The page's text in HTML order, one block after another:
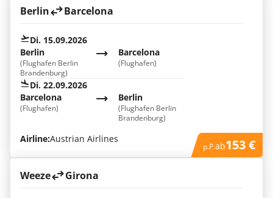
Berlin Barcelona
Di. 15.09.2026
Berlin
(Flughafen Berlin
Brandenburg)
Barcelona
(Flughafen)
Di. 22.09.2026
Berlin
(Flughafen Berlin
Brandenburg)
Barcelona
(Flughafen)
Airline:Austrian Airlines
p.P.ab153 €
Weeze Girona